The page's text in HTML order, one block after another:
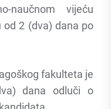
naučnom vijeću
2 (dva) dana po
fakulteta je
dana odluči o